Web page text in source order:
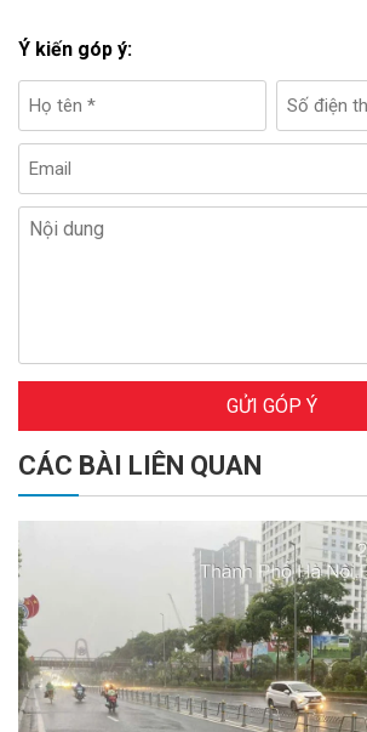
Ý kiến góp ý:
GỬI GÓP Ý
CÁC BÀI LIÊN QUAN